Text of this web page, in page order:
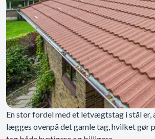
En stor fordel med et letvægtstag i stål er,
lægges ovenpå det gamle tag, hvilket gør